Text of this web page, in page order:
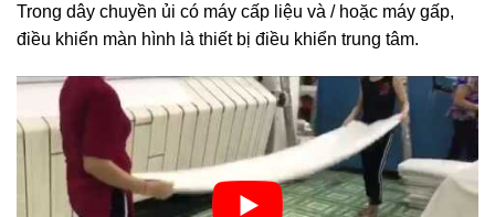
Trong dây chuyền ủi có máy cấp liệu và / hoặc máy gấp,
điều khiển màn hình là thiết bị điều khiển trung tâm.